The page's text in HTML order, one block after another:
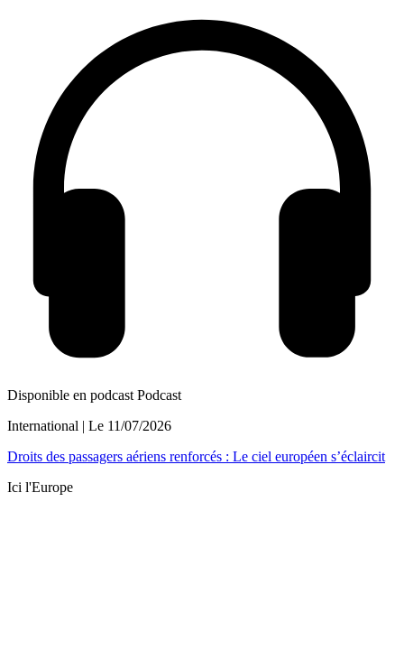
Disponible en podcast Podcast
International | Le 11/07/2026
Droits des passagers aériens renforcés : Le ciel européen s’éclaircit
Ici l'Europe